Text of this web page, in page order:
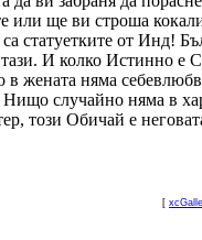
или ще ви строша
статуетките от Инд!
И колко Истинно е
в жената няма
случайно няма в
този Обичай е
[